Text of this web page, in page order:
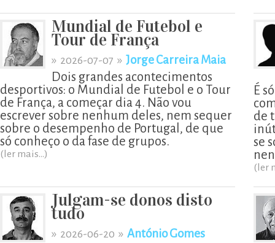
Mundial de Futebol e
Tour de França
» 2026-07-07 » Jorge Carreira Maia
Dois grandes acontecimentos
desportivos: o Mundial de Futebol e o Tour
de França, a começar dia 4. Não vou
escrever sobre nenhum deles, nem sequer
sobre o desempenho de Portugal, de que
só conheço o da fase de grupos.
(ler mais...)
É
de
se
(ler
Julgam-se donos disto
tudo
» 2026-06-20 » António Gomes